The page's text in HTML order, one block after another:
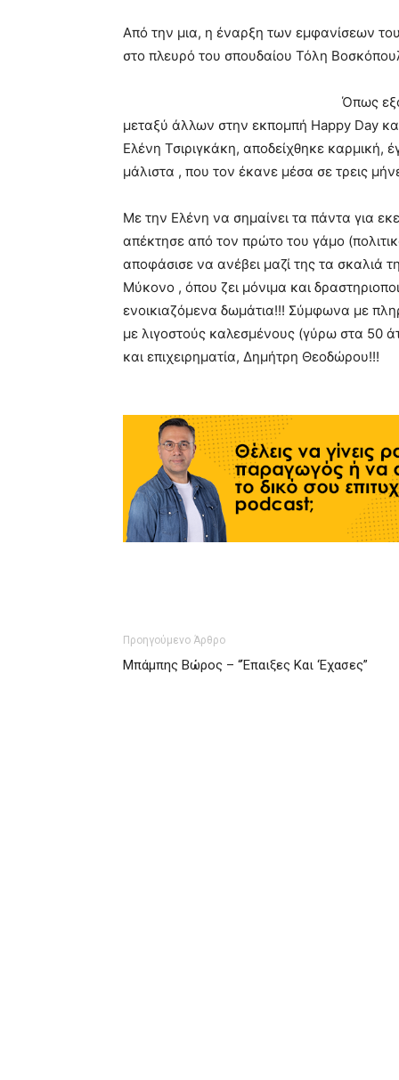
Από την μια, η έναρξη των εμφανίσεων
στο πλευρό του σπουδαίου Τόλη
Όπως
μεταξύ άλλων στην εκπομπή Happy Day
Ελένη Τσιριγκάκη, αποδείχθηκε καρμική,
μάλιστα , που τον έκανε μέσα σε τρεις
Με την Ελένη να σημαίνει τα πάντα για
απέκτησε από τον πρώτο του γάμο
αποφάσισε να ανέβει μαζί της τα σκαλιά
Μύκονο , όπου ζει μόνιμα και
ενοικιαζόμενα δωμάτια!!! Σύμφωνα με
με λιγοστούς καλεσμένους (γύρω στα 50
και επιχειρηματία, Δημήτρη Θεοδώρου!!!
Προηγούμενο Άρθρο
Μπάμπης Βώρος – “Έπαιξες Και ‘Εχασες”